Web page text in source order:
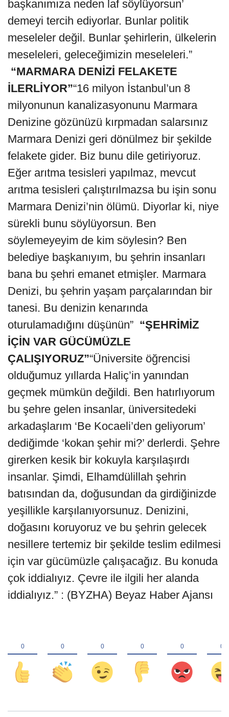
başkanımıza neden laf söylüyorsun’
demeyi tercih ediyorlar. Bunlar politik
meseleler değil. Bunlar şehirlerin, ülkelerin
meseleleri, geleceğimizin meseleleri.”
“MARMARA DENİZİ FELAKETE
İLERLİYOR”“16 milyon İstanbul’un 8
milyonunun kanalizasyonunu Marmara
Denizine gözünüzü kırpmadan salarsınız
Marmara Denizi geri dönülmez bir şekilde
felakete gider. Biz bunu dile getiriyoruz.
Eğer arıtma tesisleri yapılmaz, mevcut
arıtma tesisleri çalıştırılmazsa bu işin sonu
Marmara Denizi’nin ölümü. Diyorlar ki, niye
sürekli bunu söylüyorsun. Ben
söylemeyeyim de kim söylesin? Ben
belediye başkanıyım, bu şehrin insanları
bana bu şehri emanet etmişler. Marmara
Denizi, bu şehrin yaşam parçalarından bir
tanesi. Bu denizin kenarında
oturulamadığını düşünün” “ŞEHRİMİZ
İÇİN VAR GÜCÜMÜZLE
ÇALIŞIYORUZ”“Üniversite öğrencisi
olduğumuz yıllarda Haliç’in yanından
geçmek mümkün değildi. Ben hatırlıyorum
bu şehre gelen insanlar, üniversitedeki
arkadaşlarım ‘Be Kocaeli’den geliyorum’
dediğimde ‘kokan şehir mi?’ derlerdi. Şehre
girerken kesik bir kokuyla karşılaşırdı
insanlar. Şimdi, Elhamdülillah şehrin
batısından da, doğusundan da girdiğinizde
yeşillikle karşılanıyorsunuz. Denizini,
doğasını koruyoruz ve bu şehrin gelecek
nesillere tertemiz bir şekilde teslim edilmesi
için var gücümüzle çalışacağız. Bu konuda
çok iddialıyız. Çevre ile ilgili her alanda
iddialıyız.” : (BYZHA) Beyaz Haber Ajansı